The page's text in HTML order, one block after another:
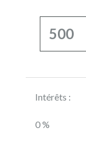
Intérêts :
0 %